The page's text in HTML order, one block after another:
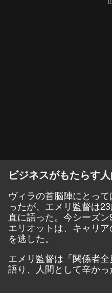
ビジネスがもたらす
ヴィラの首脳陣にとっ
ったが、エメリ監督は
直に語った。今シーズ
エリオットは、キャリ
を逃した。
エメリ監督は「関係者
語り、人間として辛かっ